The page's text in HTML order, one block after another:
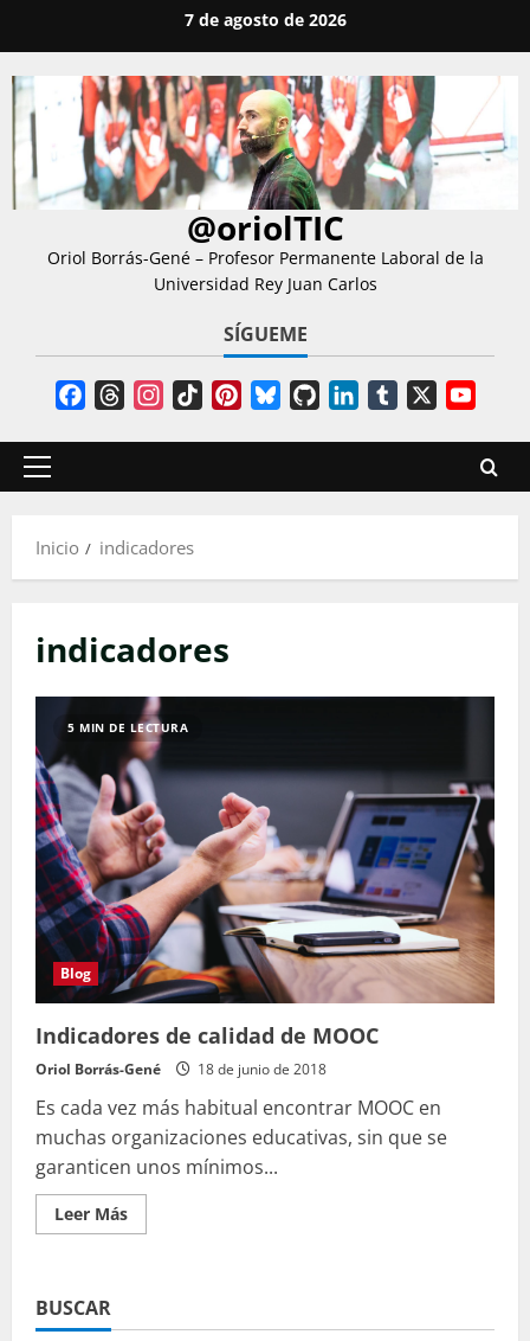
contenido
7 de agosto de 2026
@oriolTIC
Oriol Borrás-Gené – Profesor Permanente Laboral de la
Universidad Rey Juan Carlos
SÍGUEME
FacebookThreadsInstagram
TikTokPinterestBlueskyGitHubLinkedInTumblr
Menú
Inicio
indicadores
indicadores
5 MIN DE LECTURA
Blog
Indicadores de calidad de MOOC
Oriol Borrás-Gené 18 de junio de 2018
Es cada vez más habitual encontrar MOOC en
muchas organizaciones educativas, sin que se
garanticen unos mínimos...
Leer MásLeer
más
de
BUSCAR